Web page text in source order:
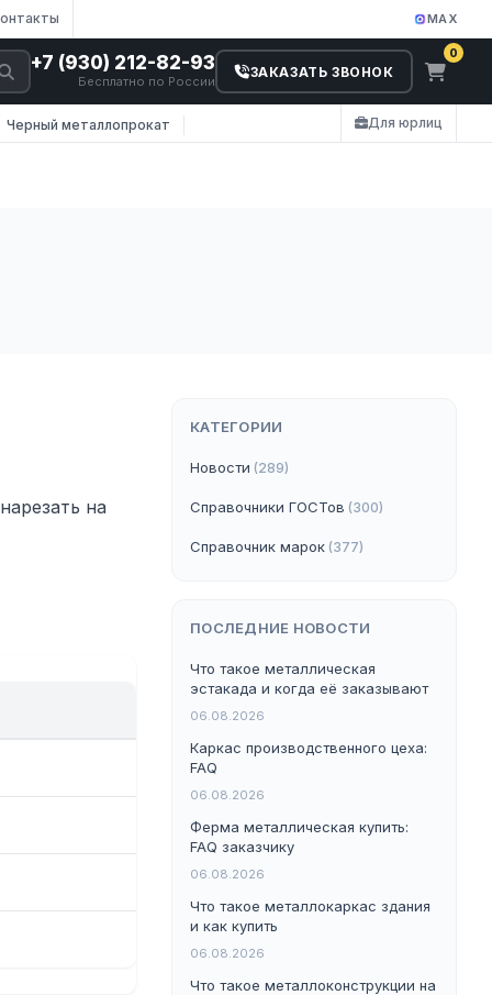
MAX
+7 (930) 212-82-93
Бесплатно по России
ЗАКАЗАТЬ ЗВОНОК
0
Черный металлопрокат Для юрлиц
на
КАТЕГОРИИ
Новости (289)
Справочники ГОСТов (300)
Справочник марок (377)
ПОСЛЕДНИЕ НОВОСТИ
Что такое металлическая
эстакада и когда её заказывают
06.08.2026
Каркас производственного цеха:
FAQ
06.08.2026
Ферма металлическая купить:
FAQ заказчику
06.08.2026
Что такое металлокаркас здания
и как купить
06.08.2026
Что такое металлоконструкции на